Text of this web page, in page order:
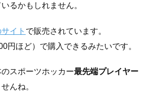
るかもしれません。
イト で販売されています。
円ほど）で購入できるみたいです。
スポーツホッカー最先端プレイヤー
んね。